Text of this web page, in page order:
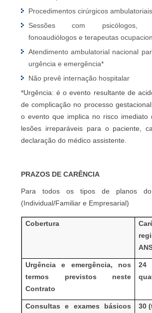
Procedimentos cirúrgicos ambulatoriais
Sessões com psicólogos,
fonoaudiólogos e terapeutas
Atendimento ambulatorial nacional
urgência e emergência*
Não prevê internação hospitalar
*Urgência: é o evento resultante de
de complicação no processo
o evento que implica no risco imediato
lesões irreparáveis para o paciente,
declaração do médico assistente.
PRAZOS DE CARÊNCIA
Para todos os tipos de planos
(Individual/Familiar e Empresarial)
Cobertura
Urgência e emergência, nos
termos previstos neste
Contrato
Consultas e exames básicos
30